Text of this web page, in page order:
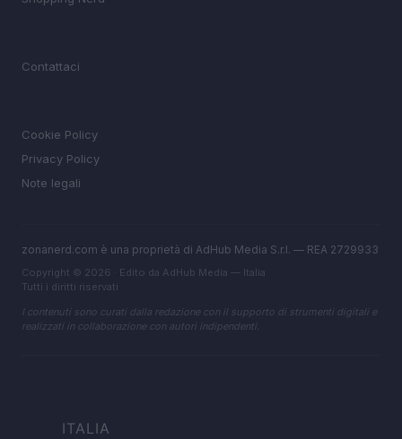
Contattaci
Cookie Policy
Privacy Policy
Note legali
zonanerd.com è una proprietà di AdHub Media S.r.l. — REA 2729933
Copyright © 2026 · Edito da AdHub Media — Italia
Tutti i diritti riservati
I contenuti sono curati dalla redazione con il supporto di strumenti digitali e
realizzati in collaborazione con autori indipendenti.
ITALIA